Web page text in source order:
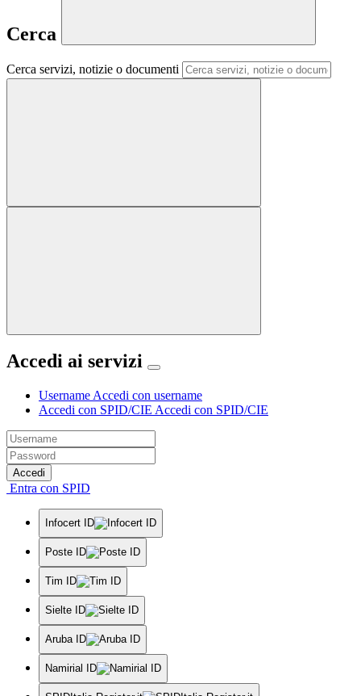
Cerca
Cerca servizi, notizie o documenti
Accedi ai servizi
Username Accedi con username
Accedi con SPID/CIE Accedi con SPID/CIE
Accedi
Entra con SPID
Infocert ID
Poste ID
Tim ID
Sielte ID
Aruba ID
Namirial ID